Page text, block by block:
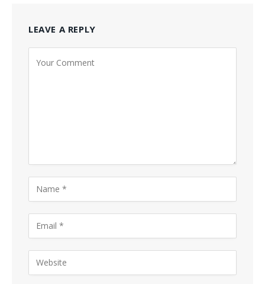
LEAVE A REPLY